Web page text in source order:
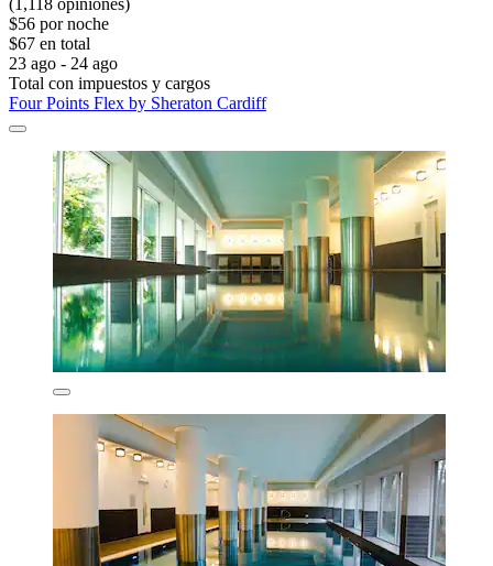
(1,118 opiniones)
$56 por noche
$67 en total
23 ago - 24 ago
Total con impuestos y cargos
Four Points Flex by Sheraton Cardiff